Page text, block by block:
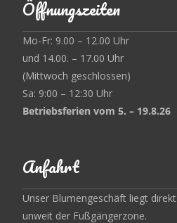
Öffnungszeiten
Mo-Fr: 9.00 – 12.00 Uhr
und 14.00. – 17.00 Uhr
(Mittwoch geschlossen)
Sa: 9:00 – 12:30 Uhr
Betriebsferien vom 5. – 19.8.26
Anfahrt
Unser Blumengeschäft liegt
unweit der Fußgängerzone.